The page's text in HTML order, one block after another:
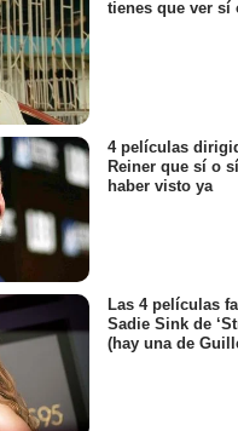
tienes que ver sí
4 películas
Reiner que sí o
haber visto ya
Las 4 películas
Sadie Sink de
(hay una de